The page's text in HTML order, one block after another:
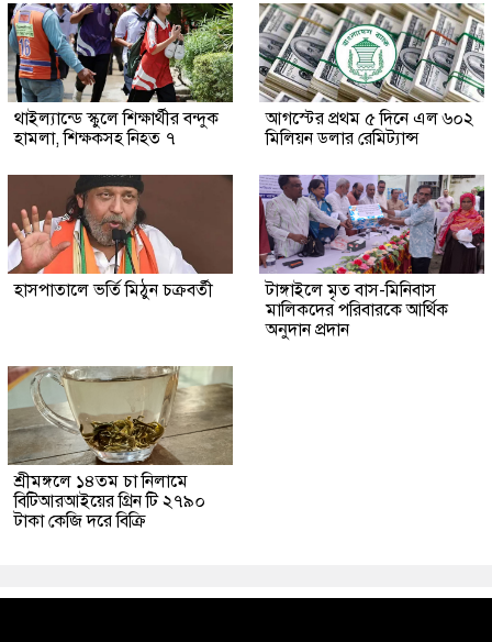
থাইল্যান্ডে স্কুলে শিক্ষার্থীর বন্দুক
হামলা, শিক্ষকসহ নিহত ৭
আগস্টের প্রথম ৫ দিনে এল ৬০২
মিলিয়ন ডলার রেমিট্যান্স
হাসপাতালে ভর্তি মিঠুন চক্রবর্তী
টাঙ্গাইলে মৃত বাস-মিনিবাস
মালিকদের পরিবারকে আর্থিক
অনুদান প্রদান
শ্রীমঙ্গলে ১৪তম চা নিলামে
বিটিআরআইয়ের গ্রিন টি ২৭৯০
টাকা কেজি দরে বিক্রি